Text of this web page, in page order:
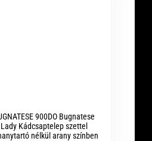
900DO Bugnatese
Lady Kádcsaptelep szettel
nélkül arany színben